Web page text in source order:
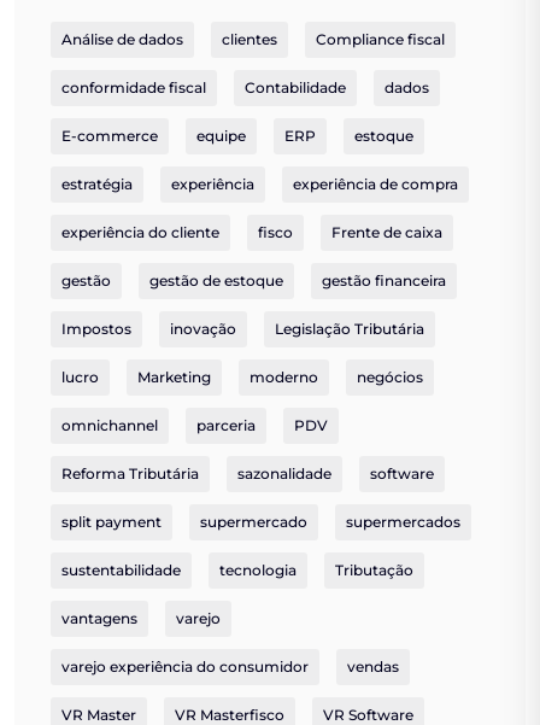
Análise de dados clientes Compliance fiscal
conformidade fiscal Contabilidade dados
E-commerce equipe ERP estoque
estratégia experiência experiência de compra
experiência do cliente fisco Frente de caixa
gestão gestão de estoque gestão financeira
Impostos inovação Legislação Tributária
lucro Marketing moderno negócios
omnichannel parceria PDV
Reforma Tributária sazonalidade software
split payment supermercado supermercados
sustentabilidade tecnologia Tributação
vantagens varejo
varejo experiência do consumidor vendas
VR Master VR Masterfisco VR Software